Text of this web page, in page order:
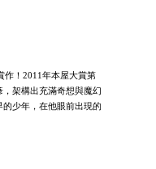
作！2011年本屋大賞第
架構出充滿奇想與魔幻
少年，在他眼前出現的